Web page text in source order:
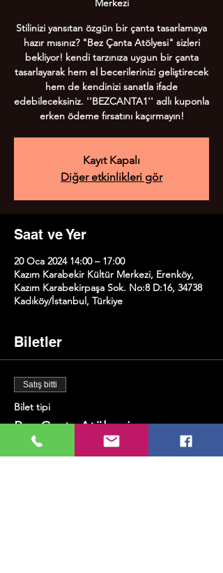
Merkezi
Stilinizi yansıtan özgün bir çanta tasarlamaya
hazır mısınız? "Bez Çanta Atölyesi" sizleri
bekliyor! kendi tarzınıza uygun bir çanta
tasarlayarak hem el becerilerinizi geliştirecek
hem de kendinizi sanatla ifade
edebileceksiniz. ''BEZCANTA1'' adlı kuponla
erken ödeme fırsatını kaçırmayın!
Kayıt Kapalı
Diğer etkinlikleri gör
Saat ve Yer
20 Oca 2024 14:00 – 17:00
Kazım Karabekir Kültür Merkezi, Erenköy,
Kazım Karabekirpaşa Sok. No:8 D:16, 34738
Kadıköy/İstanbul, Türkiye
Biletler
Satış bitti
Bilet tipi
Bez Çanta Atölyesi
Fiyat